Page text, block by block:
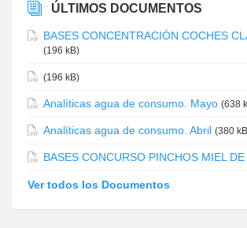
ÚLTIMOS DOCUMENTOS
BASES CONCENTRACIÓN COCHES
(196 kB)
(196 kB)
Analíticas agua de consumo. Mayo (638
Analíticas agua de consumo. Abril (380
BASES CONCURSO PINCHOS MIEL
Ver todos los Documentos